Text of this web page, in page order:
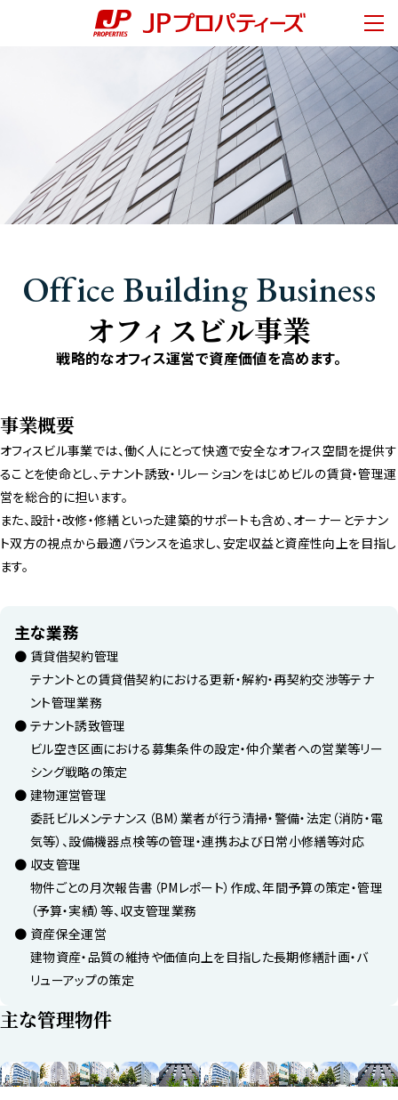
ページの先頭です。
ページ内移動用のリンクです。
ヘッダーメニューへ移動します。
フッターメニューへ移動します。
ここからヘッダーメニューです。 メ
会社概要
サステナビリティ
オフィスビル事業
商業施設事業
その他事業
Managed
Properties
管理物件
オフィスビル
住宅
商業施設
News Release
お知らせ
ヘッダーメニューはここまでです。
Office Building Business
オフィスビル事業
戦略的なオフィス運営で資産価値を高めます。
事業概要
オフィスビル事業では、働く人にとって快適で安全なオフィス空間を提供す
ることを使命とし、テナント誘致・リレーションをはじめビルの賃貸・管理運
営を総合的に担います。
また、設計・改修・修繕といった建築的サポートも含め、オーナーとテナン
ト双方の視点から最適バランスを追求し、安定収益と資産性向上を目指し
ます。
主な業務
賃貸借契約管理
テナントとの賃貸借契約における更新・解約・再契約交渉等テナ
ント管理業務
テナント誘致管理
ビル空き区画における募集条件の設定・仲介業者への営業等リー
シング戦略の策定
建物運営管理
委託ビルメンテナンス（BM）業者が行う清掃・警備・法定（消防・電
気等）、設備機器点検等の管理・連携および日常小修繕等対応
収支管理
物件ごとの月次報告書（PMレポート）作成、年間予算の策定・管理
（予算・実績）等、収支管理業務
資産保全運営
建物資産・品質の維持や価値向上を目指した長期修繕計画・バ
リューアップの策定
主な管理物件
ページの終わりです。